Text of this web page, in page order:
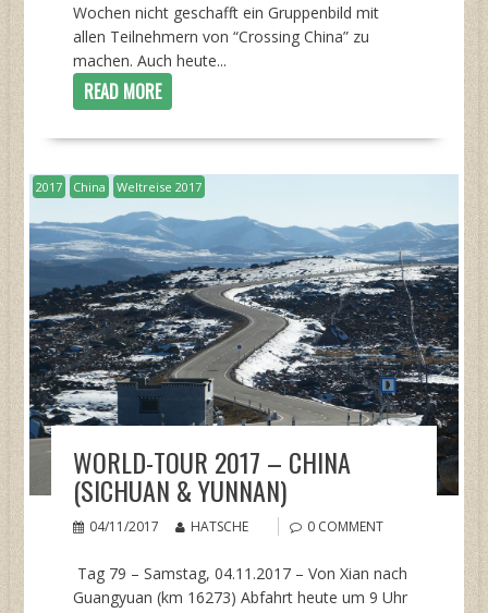
Wochen nicht geschafft ein Gruppenbild mit
allen Teilnehmern von “Crossing China” zu
machen. Auch heute...
READ MORE
2017 China Weltreise 2017
WORLD-TOUR 2017 – CHINA
(SICHUAN & YUNNAN)
04/11/2017 HATSCHE 0 COMMENT
Tag 79 – Samstag, 04.11.2017 – Von Xian nach
Guangyuan (km 16273) Abfahrt heute um 9 Uhr